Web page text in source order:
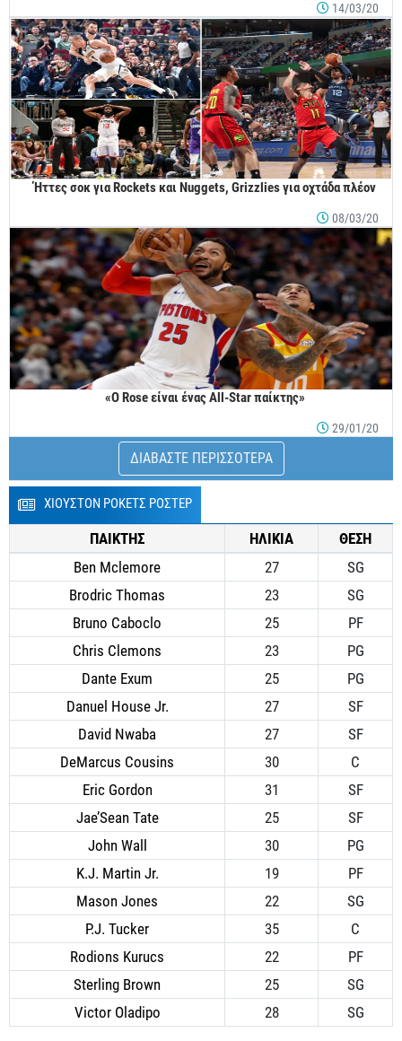
14/03/20
Ήττες σοκ για Rockets και Nuggets, Grizzlies για οχτάδα πλέον
08/03/20
«Ο Rose είναι ένας All-Star παίκτης»
29/01/20
ΔΙΑΒΑΣΤΕ ΠΕΡΙΣΣΟΤΕΡΑ
ΧΙΟΥΣΤΟΝ ΡΟΚΕΤΣ ΡΟΣΤΕΡ
ΠΑΙΚΤΗΣ ΗΛΙΚΙΑ
ΘΕΣΗ
Ben Mclemore
27
SG
Brodric Thomas
23
SG
Bruno Caboclo
25
PF
Chris Clemons
23
PG
Dante Exum
25
PG
Danuel House Jr.
27
SF
David Nwaba
27
SF
DeMarcus Cousins
30
C
Eric Gordon
31
SF
Jae’Sean Tate
25
SF
John Wall
30
PG
K.J. Martin Jr.
19
PF
Mason Jones
22
SG
P.J. Tucker
35
C
Rodions Kurucs
22
PF
Sterling Brown
25
SG
Victor Oladipo
28 SG